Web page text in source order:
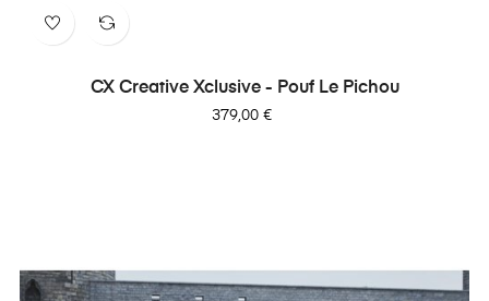
CX Creative Xclusive - Pouf Le Pichou
Prix
379,00 €